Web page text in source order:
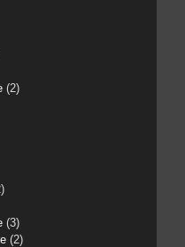
(2)
(3)
(2)